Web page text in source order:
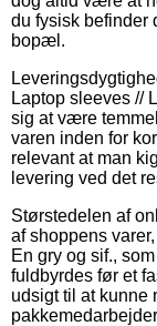
du fysisk befinder
bopæl.
Laptop sleeves //
sig at være
varen inden for
relevant at man
levering ved det
Størstedelen af
af shoppens
En gry og sif.,
fuldbyrdes før et
udsigt til at kunne